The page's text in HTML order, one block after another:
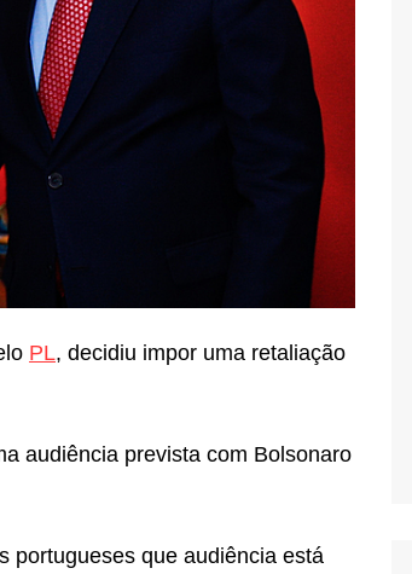
PL, decidiu impor uma retaliação
audiência prevista com Bolsonaro
portugueses que audiência está